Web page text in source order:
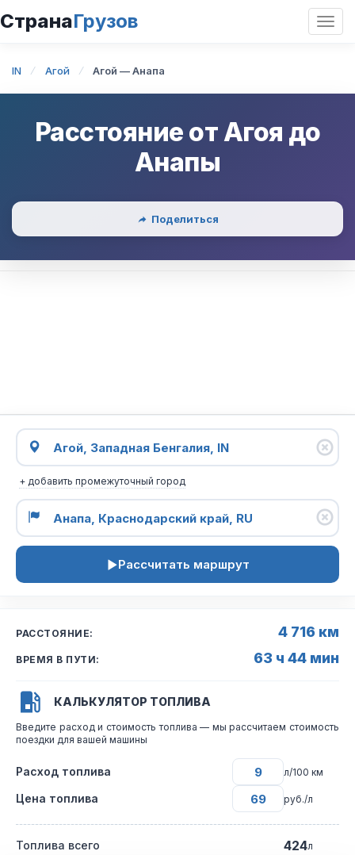
СтранаГрузов
IN Агой Агой — Анапа
Расстояние отАгоя до
Анапы
Поделиться
+ добавить промежуточный город
Рассчитать маршрут
РАССТОЯНИЕ: 4 716 км
ВРЕМЯ В ПУТИ: 63 ч 44 мин
КАЛЬКУЛЯТОР ТОПЛИВА
Введите расход и стоимость топлива — мы рассчитаем стоимость
поездки для вашей машины
Расход топлива л/100 км
Цена топлива руб./л
Топлива всего 424л